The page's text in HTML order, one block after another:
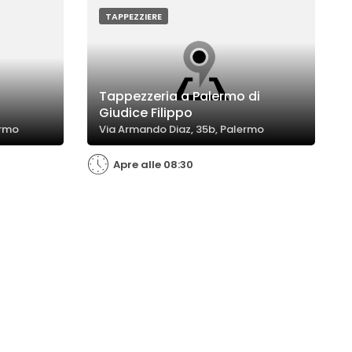
TAPPEZZIERE
Tappezzeria a Palermo di
Giudice Filippo
Via Armando Diaz, 35b, Palermo
Apre alle 08:30